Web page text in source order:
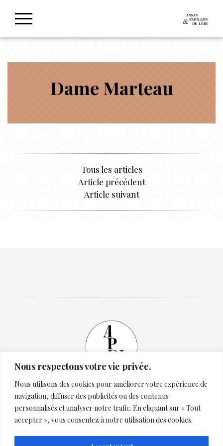
Nous respectons votre vie privée.
Nous utilisons des cookies pour améliorer votre expérience de
navigation, diffuser des publicités ou des contenus
personnalisés et analyser notre trafic. En cliquant sur « Tout
accepter », vous consentez à notre utilisation des cookies.
Dame Marteau
Tous les articles
Article précédent
Article suivant
Accueil Le Cabinet
Estimation Calendrier
Résultats Partenaires